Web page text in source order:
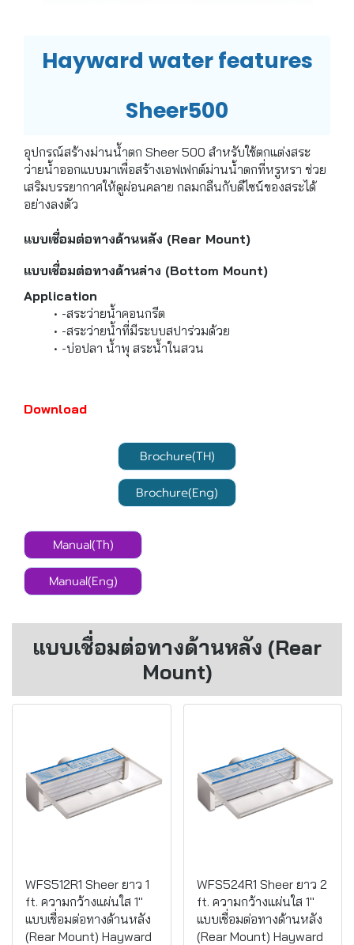
Hayward water features
Sheer500
อุปกรณ์สร้างม่านน้ำตก Sheer 500 สำหรับใช้ตกแต่งสระ
ว่ายน้ำออกแบบมาเพื่อสร้างเอฟเฟกต์ม่านน้ำตกที่หรูหรา ช่วย
เสริมบรรยากาศให้ดูผ่อนคลาย กลมกลืนกับดีไซน์ของสระได้
อย่างลงตัว
แบบเชื่อมต่อทางด้านหลัง (Rear Mount)
แบบเชื่อมต่อทางด้านล่าง (Bottom Mount)
Application
-สระว่ายน้ำคอนกรีต
-สระว่ายน้ำที่มีระบบสปาร่วมด้วย
-บ่อปลา น้ำพุ สระน้ำในสวน
Download
Brochure(TH)
Brochure(Eng)
Manual(Th)
Manual(Eng)
แบบเชื่อมต่อทางด้านหลัง (Rear
Mount)
WFS512R1 Sheer ยาว 1
ft. ความกว้างแผ่นใส 1"
แบบเชื่อมต่อทางด้านหลัง
(Rear Mount) Hayward
WFS524R1 Sheer ยาว 2
ft. ความกว้างแผ่นใส 1"
แบบเชื่อมต่อทางด้านหลัง
(Rear Mount) Hayward